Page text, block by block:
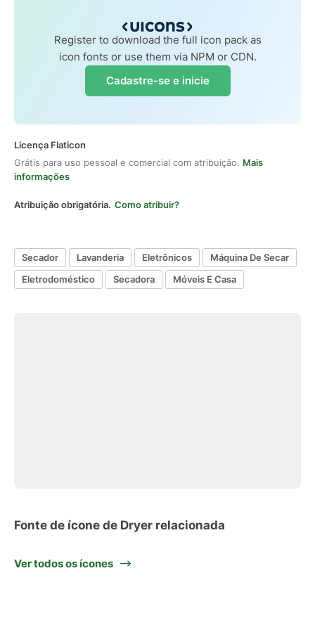
Register to download the full icon pack as
icon fonts or use them via NPM or CDN.
Cadastre-se e inicie
Licença Flaticon
Grátis para uso pessoal e comercial com atribuição. Mais
informações
Atribuição obrigatória. Como atribuir?
Secador Lavanderia Eletrônicos
Máquina De Secar
Eletrodoméstico
Secadora Móveis E Casa
Fonte de ícone de Dryer relacionada
Ver todos os ícones